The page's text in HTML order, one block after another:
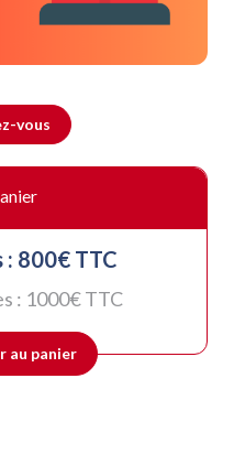
vous
: 800€ TTC
: 1000€ TTC
au panier